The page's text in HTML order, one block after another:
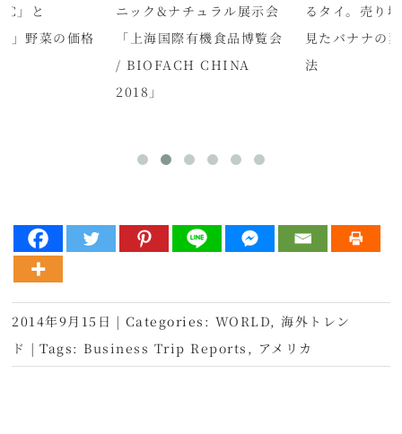
」と
」野菜の価格
ニック&ナチュラル展示会
「上海国際有機食品博覧会
/ BIOFACH CHINA
2018」
るタイ。売り
見たバナナの
法
2014年9月15日 | Categories: WORLD,海外トレン
ド | Tags: Business Trip Reports , アメリカ